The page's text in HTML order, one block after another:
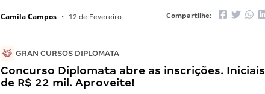
Camila Campos • 12 de Fevereiro Compartilhe:
GRAN CURSOS DIPLOMATA
Concurso Diplomata abre as inscrições. Iniciais
de R$ 22 mil. Aproveite!